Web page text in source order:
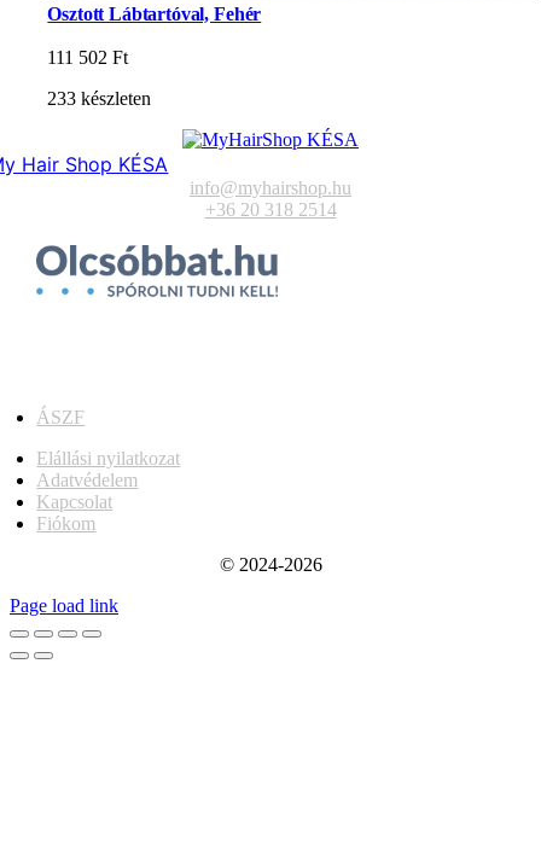
Osztott Lábtartóval, Fehér
111 502Ft
233 készleten
Hair Shop KÉSA
info@myhairshop.hu
+36 20 318 2514
ÁSZF
Elállási nyilatkozat
Adatvédelem
Kapcsolat
Fiókom
© 2024-2026
Page load link